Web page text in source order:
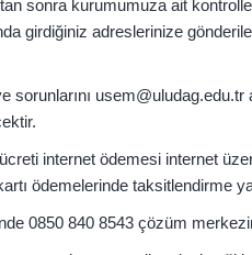
sonra kurumumuza ait
girdiğiniz adreslerinize
sorunlarını
internet ödemesi internet
ödemelerinde taksitlendirme
0850 840 8543 çözüm